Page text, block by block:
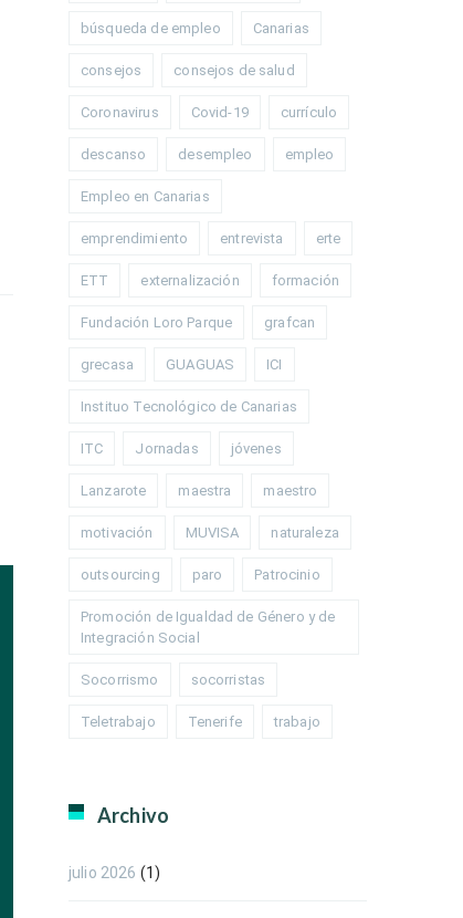
búsqueda de empleo Canarias
consejos consejos de salud
Coronavirus Covid-19 currículo
descanso desempleo empleo
Empleo en Canarias
emprendimiento entrevista erte
ETT externalización formación
Fundación Loro Parque grafcan
grecasa GUAGUAS ICI
Instituo Tecnológico de Canarias
ITC Jornadas jóvenes
Lanzarote maestra maestro
motivación MUVISA naturaleza
outsourcing paro Patrocinio
Promoción de Igualdad de Género y de
Integración Social
Socorrismo socorristas
Teletrabajo Tenerife trabajo
Archivo
julio 2026 (1)